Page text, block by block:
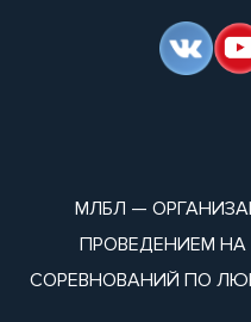
МЛБЛ —
ПРОВЕДЕНИЕМ
СОРЕВНОВАНИЙ ПО